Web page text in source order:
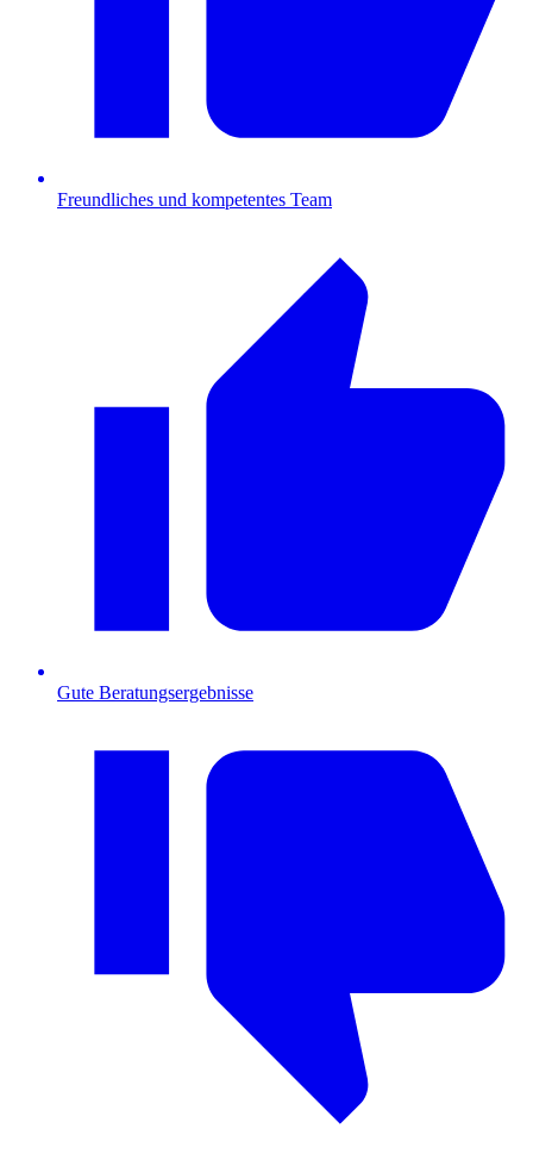
Freundliches und kompetentes Team
Gute Beratungsergebnisse